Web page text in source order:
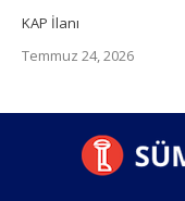
KAP İlanı
Temmuz 24, 2026